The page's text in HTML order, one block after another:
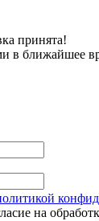
принята!
в ближайшее
на